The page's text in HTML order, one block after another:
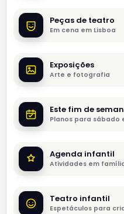
Peças de teatro
Em cena em Lisboa
Exposições
Arte e fotografia
Este fim de
Planos para sábado
Agenda infantil
Atividades em
Teatro infantil
Espetáculos para